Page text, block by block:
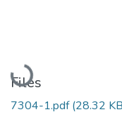
Loading...
Files
7304-1.pdf(28.32